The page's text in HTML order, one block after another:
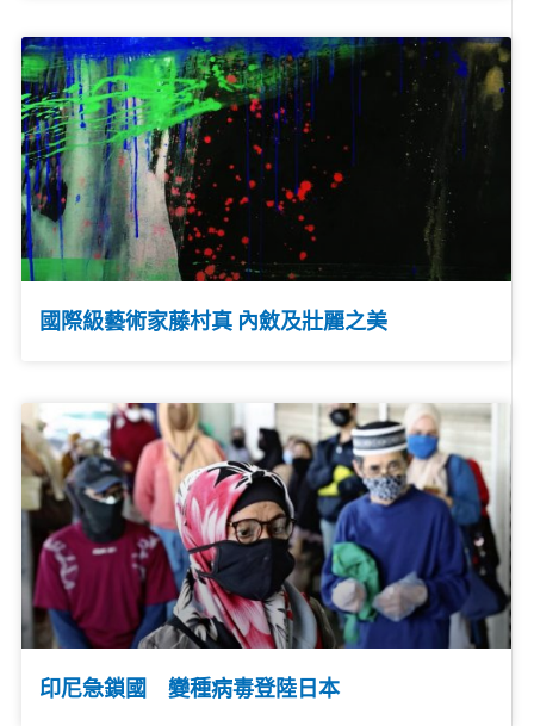
國際級藝術家藤村真 內斂及壯麗之美
印尼急鎖國 變種病毒登陸日本